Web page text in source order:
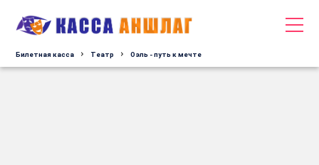
Билетная касса Tеатр Оэль - путь к мечте